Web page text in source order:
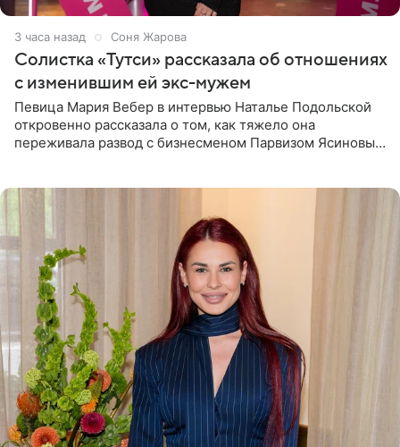
3 часа назад Соня Жарова
Солистка «Тутси» рассказала об отношениях
с изменившим ей экс-мужем
Певица Мария Вебер в интервью Наталье Подольской
откровенно рассказала о том, как тяжело она
переживала развод с бизнесменом Парвизом Ясиновым.